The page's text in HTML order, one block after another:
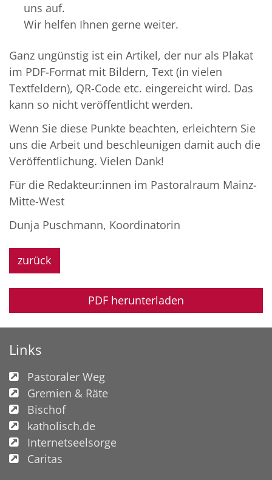
uns auf.
Wir helfen Ihnen gerne weiter.
Ganz ungünstig ist ein Artikel, der nur als Plakat
im PDF-Format mit Bildern, Text (in vielen
Textfeldern), QR-Code etc. eingereicht wird. Das
kann so nicht veröffentlicht werden.
Wenn Sie diese Punkte beachten, erleichtern Sie
uns die Arbeit und beschleunigen damit auch die
Veröffentlichung. Vielen Dank!
Für die Redakteur:innen im Pastoralraum Mainz-
Mitte-West
Dunja Puschmann, Koordinatorin
zurück
PDF herunterladen
Links
Pastoraler Weg
Gremien & Räte
Bischof
katholisch.de
Internetseelsorge
Caritas